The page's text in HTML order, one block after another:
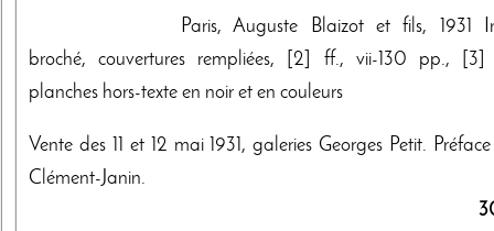
Paris, Auguste Blaizot et fils, 1931
broché, couvertures rempliées, [2] ff., vii-130 pp., [3]
planches hors-texte en noir et en couleurs
Vente des 11 et 12 mai 1931, galeries Georges Petit.
Clément-Janin.